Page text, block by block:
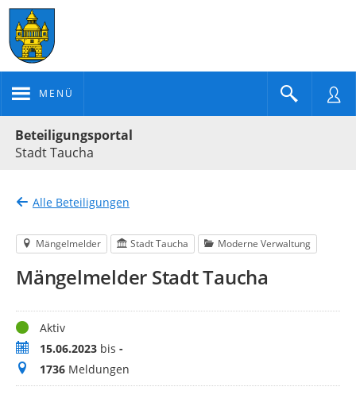
MENÜ
Beteiligungsportal
Stadt Taucha
Alle Beteiligungen
Mängelmelder Stadt Taucha Moderne Verwaltung
Mängelmelder Stadt Taucha
StatusAktiv
Zeitraum15.06.2023 bis -
Meldungen
1736 Meldungen